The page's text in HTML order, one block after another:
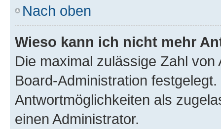
Nach oben
Wieso kann ich nicht mehr
Die maximal zulässige Zahl
Board-Administration
Antwortmöglichkeiten als
einen Administrator.